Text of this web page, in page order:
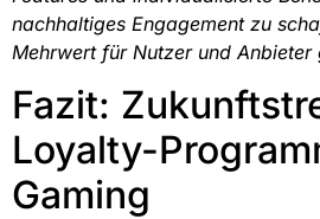
nachhaltiges Engagement zu
Mehrwert für Nutzer und Anbieter
Fazit:
Loyalty-
Gaming